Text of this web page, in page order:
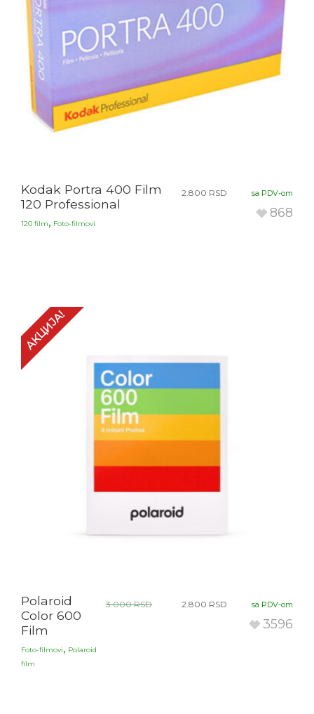
Kodak Portra 400 Film
120 Professional
120 film, Foto-filmovi
2.800 RSD sa PDV-om
868
АКЦИЈА!
Polaroid
Color 600
Film
Foto-filmovi, Polaroid
film
3.000RSD 2.800 RSD sa PDV-om
3596